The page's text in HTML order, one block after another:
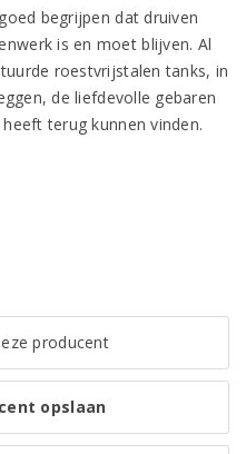
begrijpen dat druiven
is en moet blijven. Al
roestvrijstalen tanks, in
de liefdevolle gebaren
terug kunnen vinden.
producent
opslaan